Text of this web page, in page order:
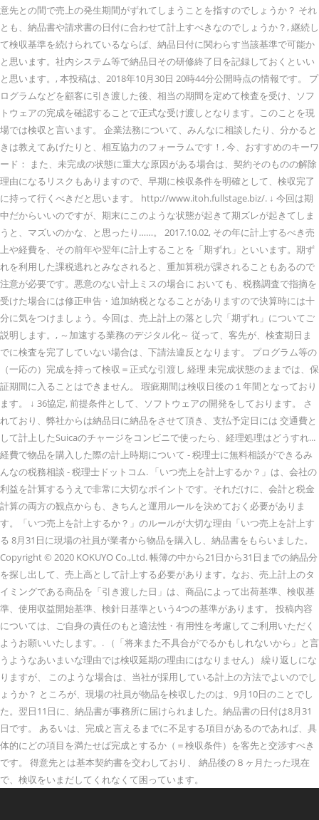
意先との間で売上の発生期間がずれてしまうことを指すのでしょうか？ それ
とも、納品書や請求書の日付に合わせて計上すべきなのでしょうか？, 継続し
て検収基準を続けられているならば、納品日付に関わらす当該基準で可能か
と思います。社内システム等で納品日その研修終了日を記録しておくといい
と思います。, 本投稿は、2018年10月30日 20時44分公開時点の情報です。 プ
ログラムなどを顧客に引き渡した後、相当の期間を定めて検査を受け、ソフ
トウェアの完成を確認することで正式な受け渡しとなります。このことを現
場では検収と言います。 企業法務について、みんなに相談したり、分かると
きは教えてあげたりと、相互協力のフォーラムです！, 今、おすすめのキーワ
ード： また、未完成の状態に重大な原因がある場合は、契約そのものの解除
理由になるリスクもありますので、早期に検収条件を明確として、検収完了
に持って行くべきだと思います。 http://www.itoh.fullstage.biz/. ↓ 今回は期
中だからいいのですが、期末にこのような状態が起きて期ズレが起きてしま
うと、マズいのかな、と思ったり……。 2017.10.02, その年に計上するべき売
上や経費を、その前年や翌年に計上することを「期ずれ」といいます。期ず
れを利用した課税逃れとみなされると、重加算税が課されることもあるので
注意が必要です。悪意のない計上ミスの場合に おいても、税務調査で指摘を
受けた場合には修正申告・追加納税となることがありますので決算時には十
分に気をつけましょう。今回は、売上計上の落とし穴「期ずれ」についてご
説明します。, ～加速する業務のデジタル化～ 従って、客先が、検査期日ま
でに検査を完了していない場合は、下請法違反となります。 プログラム等の
（一応の）完成を持って検収＝正式な引渡し 経理 未完成状態のままでは、保
証期間に入ることはできません。 瑕疵期間は検収日後の１年間となっており
ます。 ↓ 36協定, 前提条件として、ソフトウェアの開発をしております。 さ
れており、弊社からは納品日に納品をさせて頂き、支払予定日には 交通費と
して計上したSuicaのチャージをコンビニで使ったら、経理処理はどうすれ...
経費で物品を購入した際の計上時期について - 税理士に無料相談ができるみ
んなの税務相談 - 税理士ドットコム. 「いつ売上を計上するか？」は、会社の
利益を計算するうえで非常に大切なポイントです。それだけに、会計と税金
計算の両方の観点からも、きちんと運用ルールを決めておく必要がありま
す。「いつ売上を計上するか？」のルールが大切な理由「いつ売上を計上す
る 8月31日に現場の社員が業者から物品を購入し、納品書をもらいました。
Copyright © 2020 KOKUYO Co.,Ltd. 帳簿の中から21日から31日までの納品分
を探し出して、売上高として計上する必要があります。なお、売上計上のタ
イミングである商品を「引き渡した日」は、商品によって出荷基準、検収基
準、使用収益開始基準、検針日基準という4つの基準があります。 投稿内容
については、ご自身の責任のもと適法性・有用性を考慮してご利用いただく
ようお願いいたします。. （「将来また不具合がでるかもしれないから」と言
うようなあいまいな理由では検収延期の理由にはなりません） 繰り返しにな
りますが、 このような場合は、当社が採用している計上の方法でよいのでし
ょうか？ ところが、現場の社員が物品を検収したのは、9月10日のことでし
た。翌日11日に、納品書が事務所に届けられました。納品書の日付は8月31
日です。 あるいは、完成と言えるまでに不足する項目があるのであれば、具
体的にどの項目を満たせば完成とするか（＝検収条件）を客先と交渉すべき
です。 得意先とは基本契約書を交わしており、 納品後の８ヶ月たった現在
で、検収をいまだしてくれなくて困っています。